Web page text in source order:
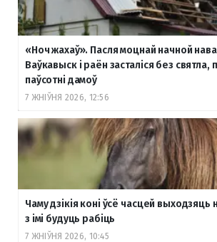
«Ноч жахаў». Пасля моцнай начной
Ваўкавыск і раён засталіся без
паўсотні дамоў
7 ЖНІЎНЯ 2026, 12:56
Чаму дзікія коні ўсё часцей выходзяць
з імі будуць рабіць
7 ЖНІЎНЯ 2026, 10:45